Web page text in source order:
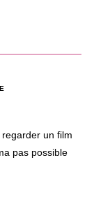
un film
pas possible